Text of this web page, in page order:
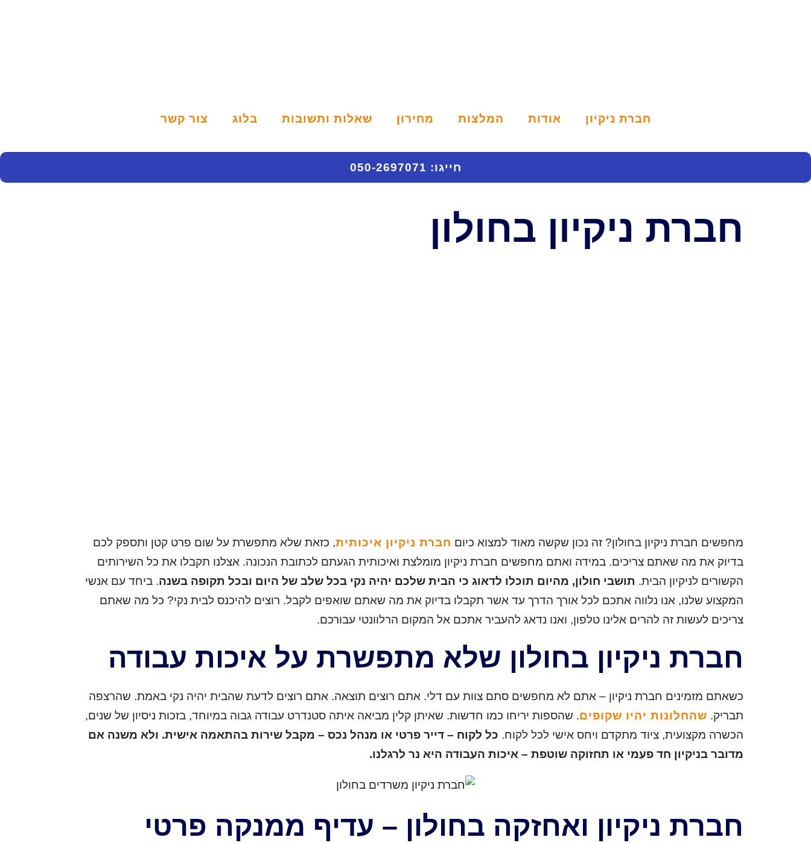
חברת ניקיון אודות המלצות מחירון שאלות ותשובות בלוג צור קשר
חייגו: 050-2697071
חברת ניקיון בחולון
מחפשים חברת ניקיון בחולון? זה נכון שקשה מאוד למצוא כיום חברת ניקיון איכותית, כזאת שלא מתפשרת על שום פרט קטן ותספק לכם
בדיוק את מה שאתם צריכים. במידה ואתם מחפשים חברת ניקיון מומלצת ואיכותית הגעתם לכתובת הנכונה. אצלנו תקבלו את כל השירותים
הקשורים לניקיון הבית. תושבי חולון, מהיום תוכלו לדאוג כי הבית שלכם יהיה נקי בכל שלב של היום ובכל תקופה בשנה. ביחד עם אנשי
המקצוע שלנו, אנו נלווה אתכם לכל אורך הדרך עד אשר תקבלו בדיוק את מה שאתם שואפים לקבל. רוצים להיכנס לבית נקי? כל מה שאתם
צריכים לעשות זה להרים אלינו טלפון, ואנו נדאג להעביר אתכם אל המקום הרלוונטי עבורכם.
חברת ניקיון בחולון שלא מתפשרת על איכות עבודה
כשאתם מזמינים חברת ניקיון – אתם לא מחפשים סתם צוות עם דלי. אתם רוצים תוצאה. אתם רוצים לדעת שהבית יהיה נקי באמת. שהרצפה
תבריק. שהחלונות יהיו שקופים. שהספות יריחו כמו חדשות. שאיתן קלין מביאה איתה סטנדרט עבודה גבוה במיוחד, בזכות ניסיון של שנים,
הכשרה מקצועית, ציוד מתקדם ויחס אישי לכל לקוח. כל לקוח – דייר פרטי או מנהל נכס – מקבל שירות בהתאמה אישית. ולא משנה אם
מדובר בניקיון חד פעמי או תחזוקה שוטפת – איכות העבודה היא נר לרגלנו.
חברת ניקיון ואחזקה בחולון – עדיף ממנקה פרטי